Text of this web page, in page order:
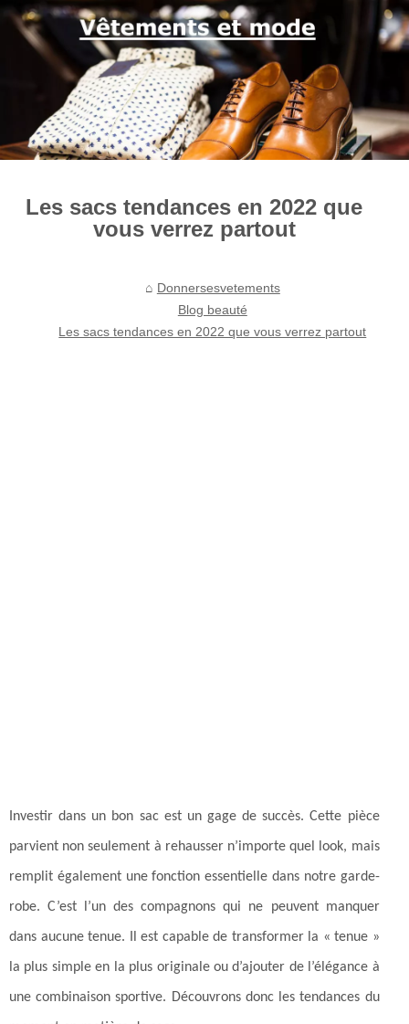
Les sacs tendances en 2022 que
vous verrez partout
Donnersesvetements
Blog beauté
Les sacs tendances en 2022 que vous verrez partout
Investir dans un bon sac est un gage de succès. Cette pièce
parvient non seulement à rehausser n’importe quel look, mais
remplit également une fonction essentielle dans notre garde-
robe. C’est l’un des compagnons qui ne peuvent manquer
dans aucune tenue. Il est capable de transformer la « tenue »
la plus simple en la plus originale ou d’ajouter de l’élégance à
une combinaison sportive. Découvrons donc les tendances du